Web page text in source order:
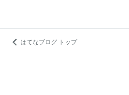
はてなブログ トップ